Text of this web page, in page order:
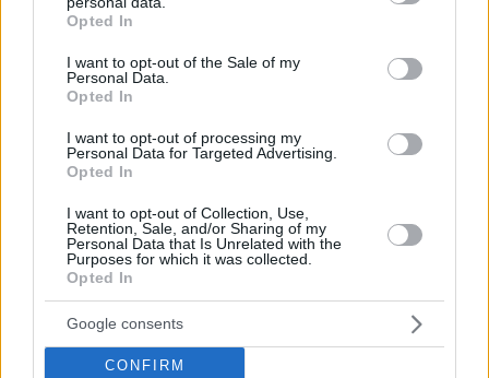
grant or deny consent to Google and its third-party tags to
use your data for below specified purposes in below Google
consent section.
Opted In
I want to opt-out of the Sale of my
Personal Data.
Opted In
I want to opt-out of processing my
Personal Data for Targeted Advertising.
Opted In
I want to opt-out of Collection, Use,
Retention, Sale, and/or Sharing of my
Personal Data that Is Unrelated with the
Purposes for which it was collected.
Opted In
Google consents
CONFIRM
σιδηροδρομικές υποδομές και μεγάλα projects
real estate.
Με βάση αυτό το pipeline, η διοίκηση εκτιμά ότι
μπορεί να προσθέσει περίπου 3,6 δισ. ευρώ στο
υφιστάμενο ανεκτέλεστο, οδηγώντας σε
ευρώ τα επόμενα χρόνια.
Την ίδια στιγμή, ο σχεδιασμός ροών δείχνει
καθαρά τη στρατηγική μετατόπιση: οι
παραχωρήσεις αναμένεται να αποφέρουν
συνολικά σχεδόν 1 δισ. ευρώ σε βάθος χρόνου,